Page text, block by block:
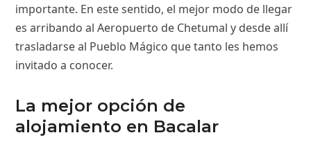
importante. En este sentido, el mejor modo de llegar
es arribando al Aeropuerto de Chetumal y desde allí
trasladarse al Pueblo Mágico que tanto les hemos
invitado a conocer.
La mejor opción de
alojamiento en Bacalar